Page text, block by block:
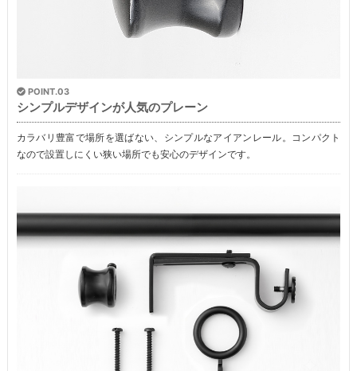
POINT.03
シンプルデザインが人気のプレーン
カラバリ豊富で場所を選ばない、シンプルなアイアンレール。コンパクト
なので設置しにくい狭い場所でも安心のデザインです。